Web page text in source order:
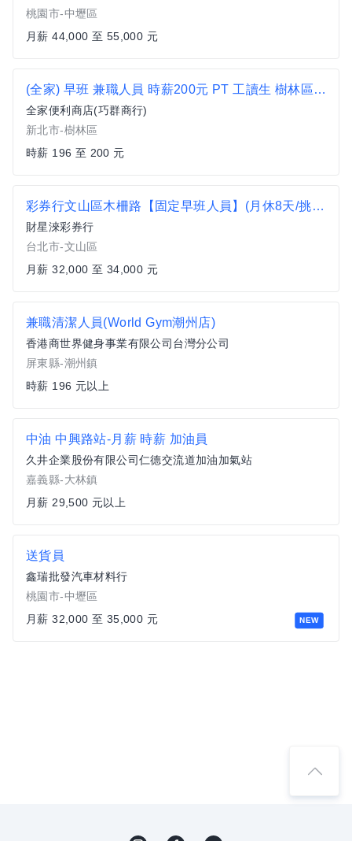
桃園市-中壢區
月薪 44,000 至 55,000 元
(全家) 早班 兼職人員 時薪200元 PT 工讀生 樹林區 三峽區 便利商店 超商 非7-11 桃子腳國小 北大特區
全家便利商店(巧群商行)
新北市-樹林區
時薪 196 至 200 元
彩券行文山區木柵路【固定早班人員】(月休8天/挑戰高薪/三節獎金/業績獎金/無經驗可)
財星淶彩券行
台北市-文山區
月薪 32,000 至 34,000 元
兼職清潔人員(World Gym潮州店)
香港商世界健身事業有限公司台灣分公司
屏東縣-潮州鎮
時薪 196 元以上
中油 中興路站-月薪 時薪 加油員
久井企業股份有限公司仁德交流道加油加氣站
嘉義縣-大林鎮
月薪 29,500 元以上
NEW
送貨員
鑫瑞批發汽車材料行
桃園市-中壢區
月薪 32,000 至 35,000 元